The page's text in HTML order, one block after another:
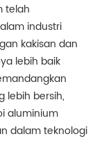
telah
industri
kakisan dan
lebih baik
lebih bersih,
aluminium
dalam teknologi